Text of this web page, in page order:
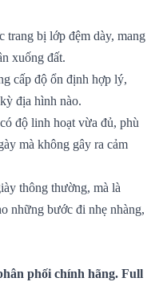
trang bị lớp đệm dày, mang
xuống đất.
cấp độ ổn định hợp lý,
địa hình nào.
độ linh hoạt vừa đủ, phù
mà không gây ra cảm
thông thường, mà là
những bước đi nhẹ nhàng,
phối chính hãng. Full